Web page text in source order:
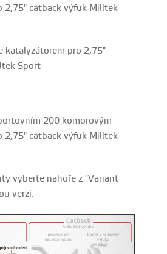
2,75" catback výfuk Milltek
katalyzátorem pro 2,75"
Sport
200 komorovým
2,75" catback výfuk Milltek
vyberte nahoře z "Variant
verzi.